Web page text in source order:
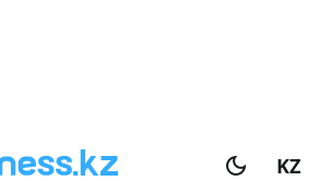
KZ